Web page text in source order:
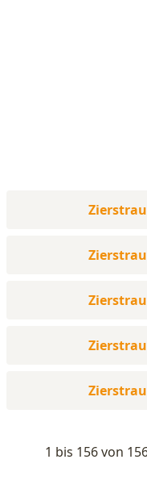
1 bis 156 von